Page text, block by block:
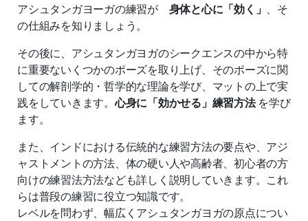
アシュタンガヨーガの練習が 身体と心に「効く」 、そ
の仕組みを知りましょう。
その後に、アシュタンガヨガのシークエンスの中から特
に重要ないくつかのポーズを取り上げ、そのポーズに関
しての解剖学的・哲学的な理論を学び、マットの上で実
践をしていきます。心身に「効かせる」練習方法 を学び
ます。
また、インドにおける伝統的な練習方法の要点や、アジ
ャストメントの方法、体の硬い人や高齢者、初心者の方
向けの練習法方法なども詳しく説明していきます。これ
らは普段の練習に役立つ知識です。
レベルを問わず、幅広くアシュタンガヨガの原点につい